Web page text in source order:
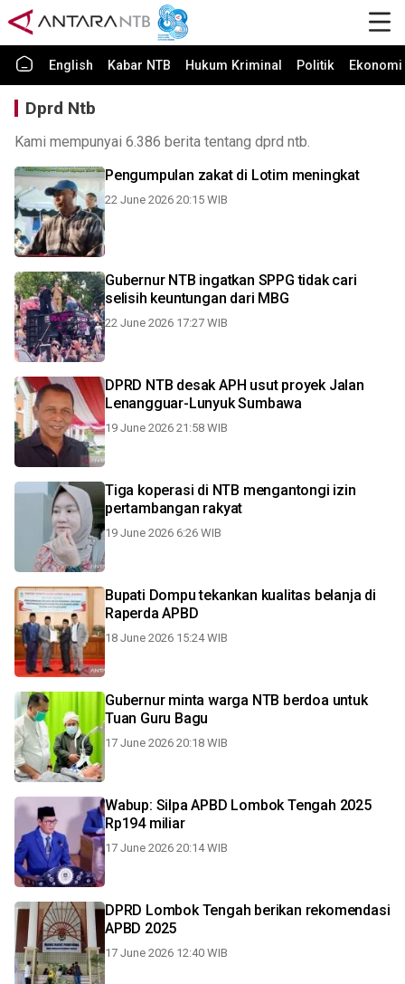
English Kabar NTB Hukum Kriminal Politik
Dprd Ntb
Kami mempunyai 6.386 berita tentang dprd ntb.
Pengumpulan zakat di Lotim meningkat
22 June 2026 20:15 WIB
Gubernur NTB ingatkan SPPG tidak cari
selisih keuntungan dari MBG
22 June 2026 17:27 WIB
DPRD NTB desak APH usut proyek Jalan
Lenangguar-Lunyuk Sumbawa
19 June 2026 21:58 WIB
Tiga koperasi di NTB mengantongi izin
pertambangan rakyat
19 June 2026 6:26 WIB
Bupati Dompu tekankan kualitas belanja di
Raperda APBD
18 June 2026 15:24 WIB
Gubernur minta warga NTB berdoa untuk
Tuan Guru Bagu
17 June 2026 20:18 WIB
Wabup: Silpa APBD Lombok Tengah 2025
Rp194 miliar
17 June 2026 20:14 WIB
DPRD Lombok Tengah berikan rekomendasi
APBD 2025
17 June 2026 12:40 WIB